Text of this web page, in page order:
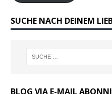
SUCHE NACH DEINEM
BLOG VIA E-MAIL